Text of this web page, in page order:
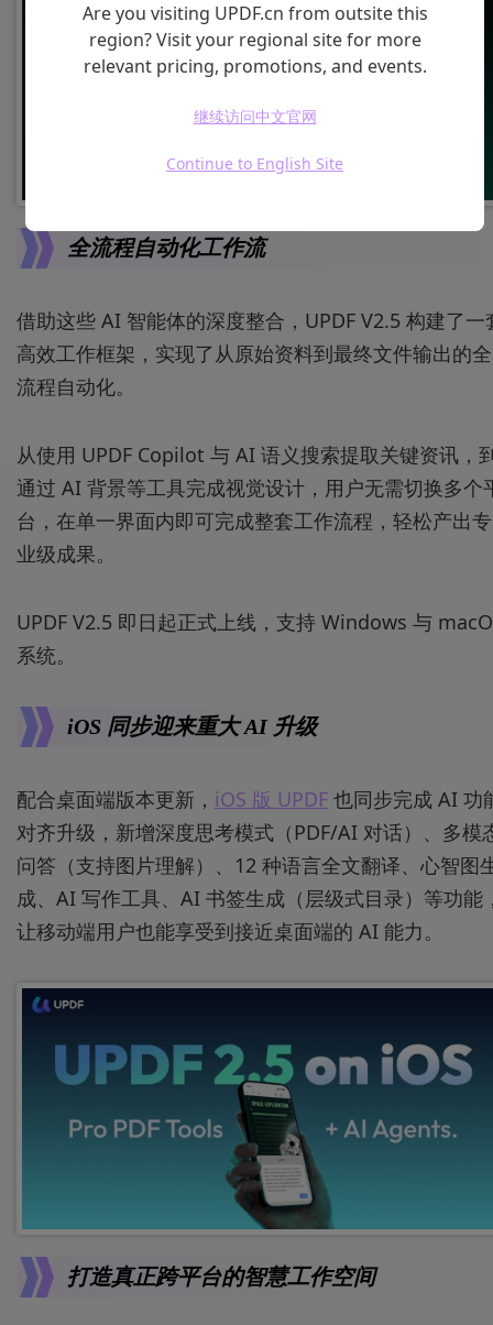
Are you visiting UPDF.cn from outsite this
region? Visit your regional site for more
relevant pricing, promotions, and events.
继续访问中文官网
Continue to English Site
全流程自动化工作流
借助这些 AI 智能体的深度整合，UPDF V2.5 构建了一
高效工作框架，实现了从原始资料到最终文件输出的全
流程自动化。
从使用 UPDF Copilot 与 AI 语义搜索提取关键资讯，
通过 AI 背景等工具完成视觉设计，用户无需切换多个
台，在单一界面内即可完成整套工作流程，轻松产出专
业级成果。
UPDF V2.5 即日起正式上线，支持 Windows 与
系统。
iOS 同步迎来重大 AI 升级
配合桌面端版本更新， iOS 版 UPDF 也同步完成 AI 功
对齐升级，新增深度思考模式（PDF/AI 对话）、多模
问答（支持图片理解）、12 种语言全文翻译、心智图
成、AI 写作工具、AI 书签生成（层级式目录）等功能
让移动端用户也能享受到接近桌面端的 AI 能力。
打造真正跨平台的智慧工作空间